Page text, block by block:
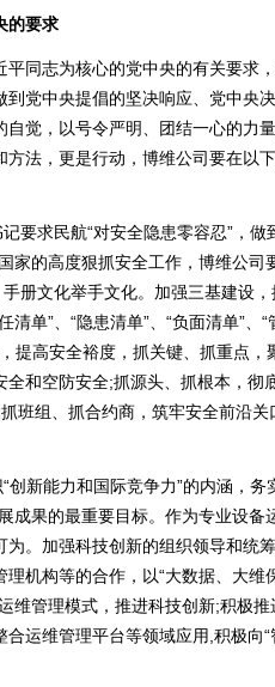
的要求
同志为核心的党中央的有关要求
党中央提倡的坚决响应、党中央
觉，以号令严明、团结一心的力
法，更是行动，博维公司要在以
求民航“对安全隐患零容忍”，做
家的高度狠抓安全工作，博维公司
册文化举手文化。加强三基建设
单”、“隐患清单”、“负面清单”、“
提高安全裕度，抓关键、抓重点，
和空防安全;抓源头、抓根本，彻
班组、抓合约商，筑牢安全前沿关
新能力和国际竞争力”的内涵，务
成果的最重要目标。作为专业设备
。加强科技创新的组织领导和统
机构等的合作，以“大数据、大维
维管理模式，推进科技创新;积极
运维管理平台等领域应用,积极向“